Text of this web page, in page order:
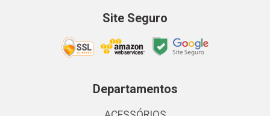
Site Seguro
Departamentos